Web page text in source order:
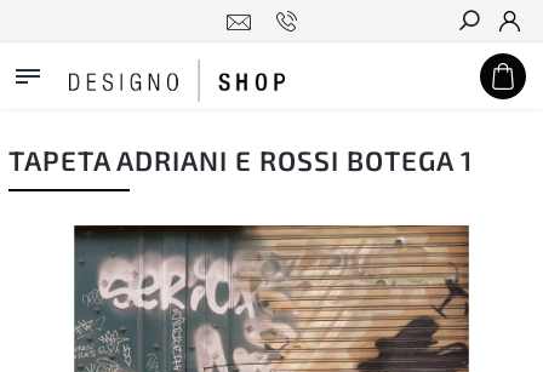
Hledat
TAPETA ADRIANI E ROSSI BOTEGA 1